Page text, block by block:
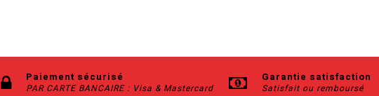
Paiement sécurisé
PAR CARTE BANCAIRE : Visa & Mastercard
Garantie satisfaction
Satisfait ou remboursé